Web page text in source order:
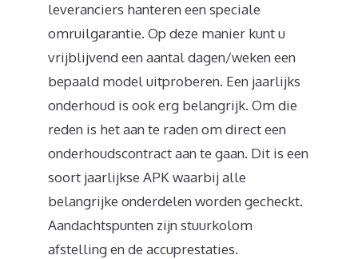
leveranciers hanteren een speciale
omruilgarantie. Op deze manier kunt u
vrijblijvend een aantal dagen/weken een
bepaald model uitproberen. Een jaarlijks
onderhoud is ook erg belangrijk. Om die
reden is het aan te raden om direct een
onderhoudscontract aan te gaan. Dit is een
soort jaarlijkse APK waarbij alle
belangrijke onderdelen worden gecheckt.
Aandachtspunten zijn stuurkolom
afstelling en de accuprestaties.